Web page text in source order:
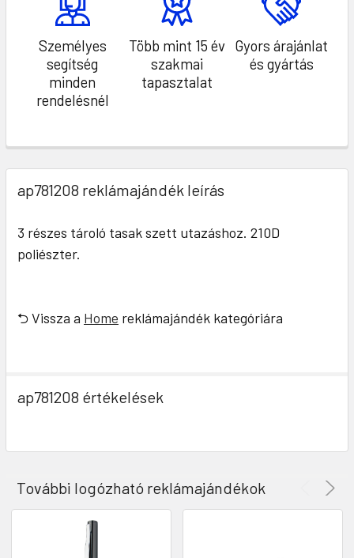
Személyes
segítség
minden
rendelésnél
Több mint 15 év
szakmai
tapasztalat
Gyors árajánlat
és gyártás
ap781208 reklámajándék leírás
3 részes tároló tasak szett utazáshoz. 210D
poliészter.
⮌ Vissza a Home reklámajándék kategóriára
ap781208 értékelések
További logózható reklámajándékok